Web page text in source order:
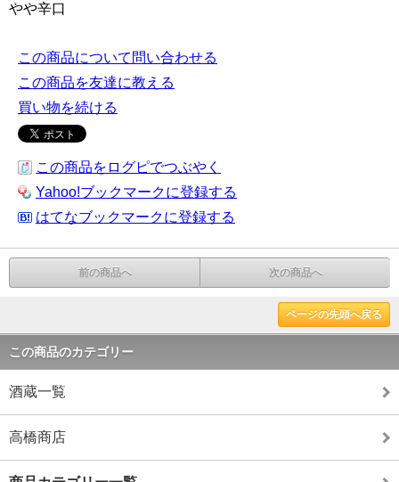
やや辛口
この商品について問い合わせる
この商品を友達に教える
買い物を続ける
この商品をログピでつぶやく
Yahoo!ブックマークに登録する
はてなブックマークに登録する
前の商品へ 次の商品へ
ページの先頭へ戻る
この商品のカテゴリー
酒蔵一覧
高橋商店